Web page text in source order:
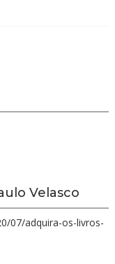
Velasco
07/adquira-os-livros-